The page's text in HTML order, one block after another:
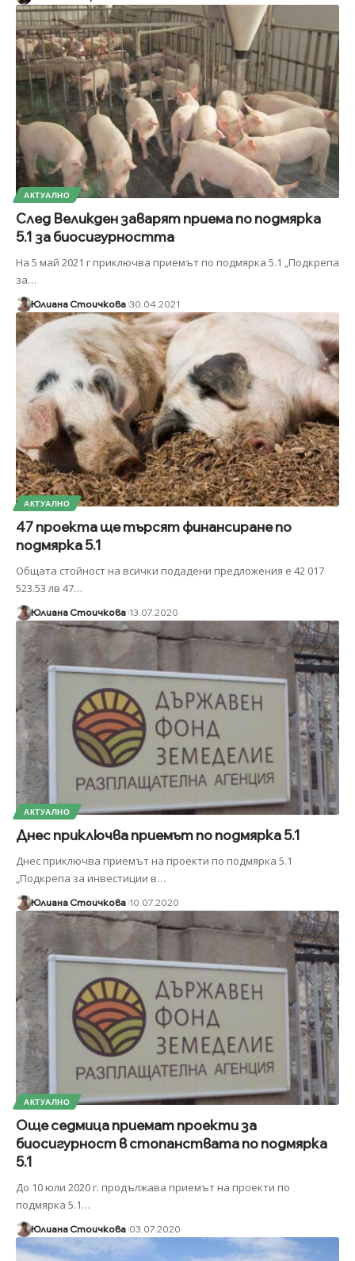
АКТУАЛНО
След Великден заварят приема по подмярка
5.1 за биосигурността
На 5 май 2021 г приключва приемът по подмярка 5.1 „Подкрепа
за…
Юлиана Стоичкова 30.04.2021
АКТУАЛНО
47 проекта ще търсят финансиране по
подмярка 5.1
Общата стойност на всички подадени предложения е 42 017
523.53 лв 47…
Юлиана Стоичкова 13.07.2020
АКТУАЛНО
Днес приключва приемът по подмярка 5.1
Днес приключва приемът на проекти по подмярка 5.1
„Подкрепа за инвестиции в…
Юлиана Стоичкова 10.07.2020
АКТУАЛНО
Още седмица приемат проекти за
биосигурност в стопанствата по подмярка
5.1
До 10 юли 2020 г. продължава приемът на проекти по
подмярка 5.1…
Юлиана Стоичкова 03.07.2020